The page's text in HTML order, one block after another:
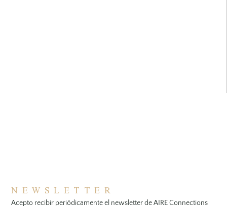
NEWSLETTER
Acepto recibir periódicamente el newsletter de AIRE Connections